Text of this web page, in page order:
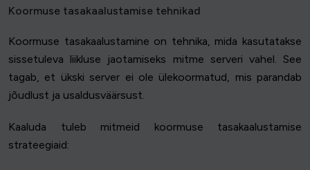
Koormuse tasakaalustamise tehnikad
Koormuse tasakaalustamine on tehnika, mida kasutatakse
sissetuleva liikluse jaotamiseks mitme serveri vahel. See
tagab, et ükski server ei ole ülekoormatud, mis parandab
jõudlust ja usaldusväärsust.
Kaaluda tuleb mitmeid koormuse tasakaalustamise
strateegiaid: